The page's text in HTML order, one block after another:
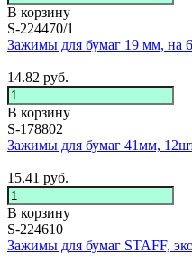
В корзину
S-224470/1
Зажимы для бумаг 19 мм, на
14.82 руб.
В корзину
S-178802
Зажимы для бумаг 41мм,
15.41 руб.
В корзину
S-224610
Зажимы для бумаг STAFF,